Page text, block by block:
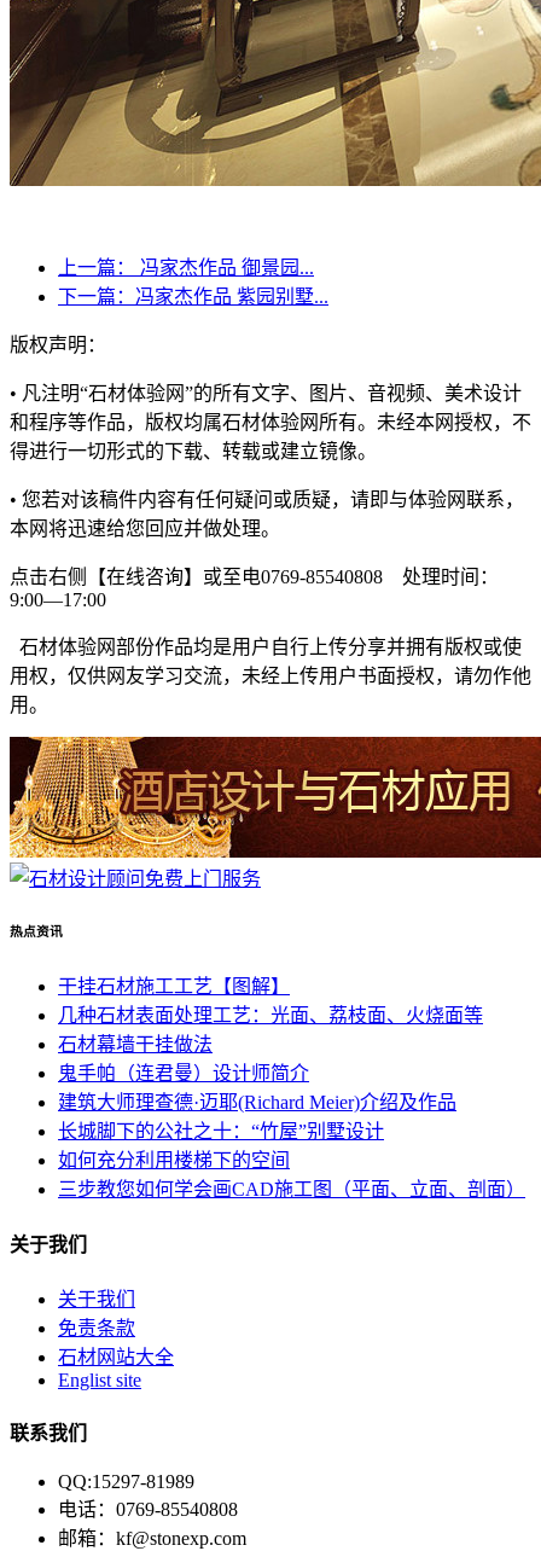
上一篇：
冯家杰作品 御景园...
下一篇： 冯家杰作品 紫园别墅...
版权声明：
• 凡注明“石材体验网”的所有文字、图片、音视频、美术设计
和程序等作品，版权均属石材体验网所有。未经本网授权，不
得进行一切形式的下载、转载或建立镜像。
• 您若对该稿件内容有任何疑问或质疑，请即与体验网联系，
本网将迅速给您回应并做处理。
点击右侧【在线咨询】或至电0769-85540808 处理时间：
9:00—17:00
石材体验网部份作品均是用户自行上传分享并拥有版权或使
用权，仅供网友学习交流，未经上传用户书面授权，请勿作他
用。
热点资讯
干挂石材施工工艺【图解】
几种石材表面处理工艺：光面、荔枝面、火烧面等
石材幕墙干挂做法
鬼手帕（连君曼）设计师简介
建筑大师理查德·迈耶(Richard Meier)介绍及作品
长城脚下的公社之十：“竹屋”别墅设计
如何充分利用楼梯下的空间
三步教您如何学会画CAD施工图（平面、立面、剖面）
关于我们
关于我们
免责条款
石材网站大全
Englist site
联系我们
QQ:15297-81989
电话：0769-85540808
邮箱：kf@stonexp.com